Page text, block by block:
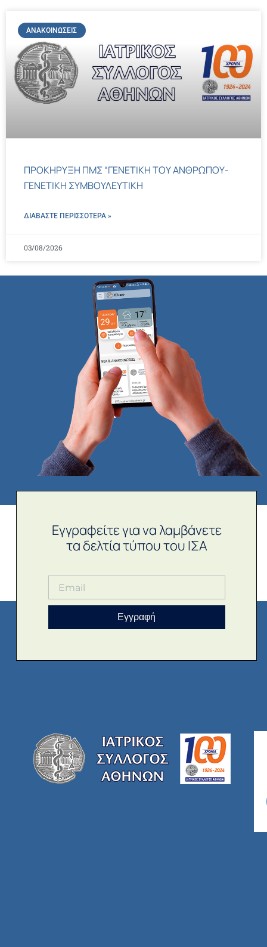
ΑΝΑΚΟΙΝΏΣΕΙΣ
ΠΡΟΚΗΡΥΞΗ ΠΜΣ “ΓΕΝΕΤΙΚΗ ΤΟΥ ΑΝΘΡΩΠΟΥ-
ΓΕΝΕΤΙΚΗ ΣΥΜΒΟΥΛΕΥΤΙΚΗ
ΔΙΑΒΑΣΤΕ ΠΕΡΙΣΣΌΤΕΡΑ »
03/08/2026
Εγγραφείτε για να λαμβάνετε
τα δελτία τύπου του ΙΣΑ
Εγγραφή